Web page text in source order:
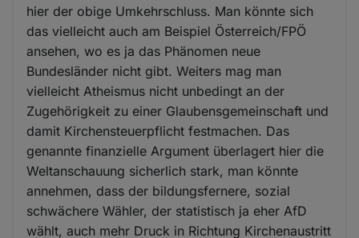
hier der obige Umkehrschluss. Man könnte sich
das vielleicht auch am Beispiel Österreich/FPÖ
ansehen, wo es ja das Phänomen neue
Bundesländer nicht gibt. Weiters mag man
vielleicht Atheismus nicht unbedingt an der
Zugehörigkeit zu einer Glaubensgemeinschaft und
damit Kirchensteuerpflicht festmachen. Das
genannte finanzielle Argument überlagert hier die
Weltanschauung sicherlich stark, man könnte
annehmen, dass der bildungsfernere, sozial
schwächere Wähler, der statistisch ja eher AfD
wählt, auch mehr Druck in Richtung Kirchenaustritt